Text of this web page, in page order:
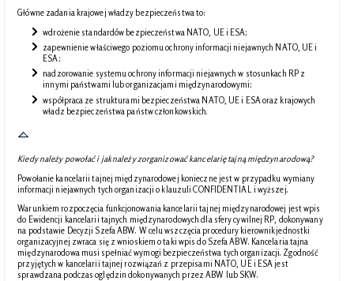
Główne zadania krajowej władzy bezpieczeństwa to:
wdrożenie standardów bezpieczeństwa NATO, UE i ESA;
zapewnienie właściwego poziomu ochrony informacji niejawnych NATO, UE i
ESA;
nadzorowanie systemu ochrony informacji niejawnych w stosunkach RP z
innymi państwami lub organizacjami międzynarodowymi;
współpraca ze strukturami bezpieczeństwa NATO, UE i ESA oraz krajowych
władz bezpieczeństwa państw członkowskich.
Kiedy należy powołać i jak należy zorganizować kancelarię tajną międzynarodową?
Powołanie kancelarii tajnej międzynarodowej konieczne jest w przypadku wymiany
informacji niejawnych tych organizacji o klauzuli CONFIDENTIAL i wyższej.
Warunkiem rozpoczęcia funkcjonowania kancelarii tajnej międzynarodowej jest wpis
do Ewidencji kancelarii tajnych międzynarodowych dla sfery cywilnej RP, dokonywany
na podstawie Decyzji Szefa ABW. W celu wszczęcia procedury kierownik jednostki
organizacyjnej zwraca się z wnioskiem o taki wpis do Szefa ABW. Kancelaria tajna
międzynarodowa musi spełniać wymogi bezpieczeństwa tych organizacji. Zgodność
przyjętych w kancelarii tajnej rozwiązań z przepisami NATO, UE i ESA jest
sprawdzana podczas oględzin dokonywanych przez ABW lub SKW.